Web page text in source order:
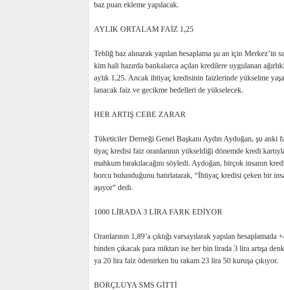
baz pu­an ek­le­me ya­pı­la­cak.
AYLIK ORTALAM FAİZ 1,25
Teb­liğ baz alı­na­rak ya­pı­lan he­sap­la­ma şu an için Mer­ke­z’­in
kim ha­li ha­zır­da ban­ka­lar­ca açı­lan kre­di­le­re uy­gu­la­nan
ay­lık 1,25. An­cak ih­ti­yaç kre­di­si­nin fa­iz­le­rin­de yük­sel­me
la­na­cak fa­iz ve ge­cik­me be­del­le­ri de yük­se­le­cek.
HER ARTIŞ CEBE ZARAR
Tü­ke­ti­ci­ler Der­ne­ği Ge­nel Baş­ka­nı Ay­dın Ay­do­ğan, şu an­ki
ti­yaç kre­di­si fa­iz oran­la­rı­nın yük­sel­di­ği dö­nem­de kre­di
mah­kum bı­ra­kı­la­ca­ğı­nı söy­le­di. Ay­do­ğan, bir­çok in­sa­nın
bor­cu bu­lun­du­ğu­nu ha­tır­la­ta­rak, “İh­ti­yaç kre­di­si çe­ken bir
aşı­yo­r” de­di.
1000 LİRADA 3 LİRA FARK EDİYOR
Oran­la­rı­nın 1,89’a çık­tı­ğı var­sa­yı­la­rak ya­pı­lan
bin­den çı­ka­cak pa­ra mik­ta­rı ise her bin li­ra­da 3 li­ra ar­tı­şa
ya 20 li­ra fa­iz öde­nir­ken bu ra­kam 23 li­ra 50 ku­ru­şa çı­kı­yor.
BORÇLUYA SMS GİTTİ